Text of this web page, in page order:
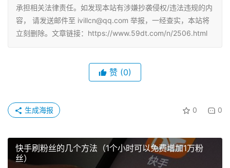
承担相关法律责任。如发现本站有涉嫌抄袭侵权/违法违规的内
容， 请发送邮件至 ivillcn@qq.com 举报，一经查实，本站将
立刻删除。文章链接：https://www.59dt.com/n/2506.html
赞 (0)
0 0
生成海报
快手刷粉丝的几个方法（1个小时可以免费增加1万粉
丝）